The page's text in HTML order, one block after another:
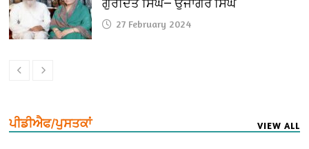
ਗੁਰਦਿਤ ਸਿੰਘ— ਉਜਾਗਰ ਸਿੰਘ
27 February 2024
ਪੀਡੀਐਫ/ਪੁਸਤਕਾਂ VIEW ALL